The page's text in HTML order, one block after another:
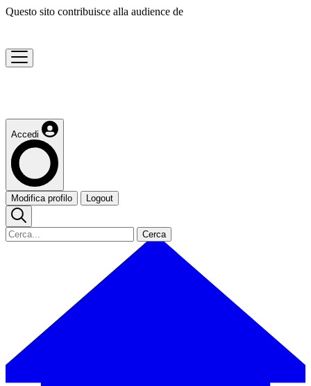
Questo sito contribuisce alla audience de
Accedi
Modifica profilo Logout
Cerca